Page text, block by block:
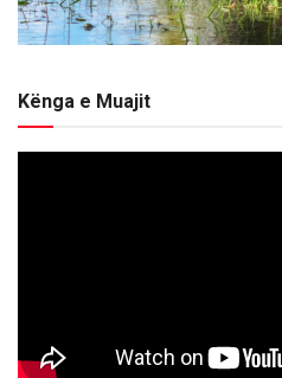
Kënga e Muajit